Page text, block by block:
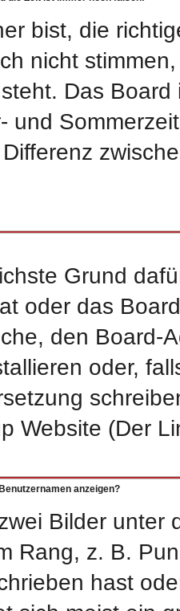
bist, die
nicht
Das
und
Grund
oder das
den Board-
oder,
Website (Der
anzeigen?
Bilder unter
Rang, z. B.
hast